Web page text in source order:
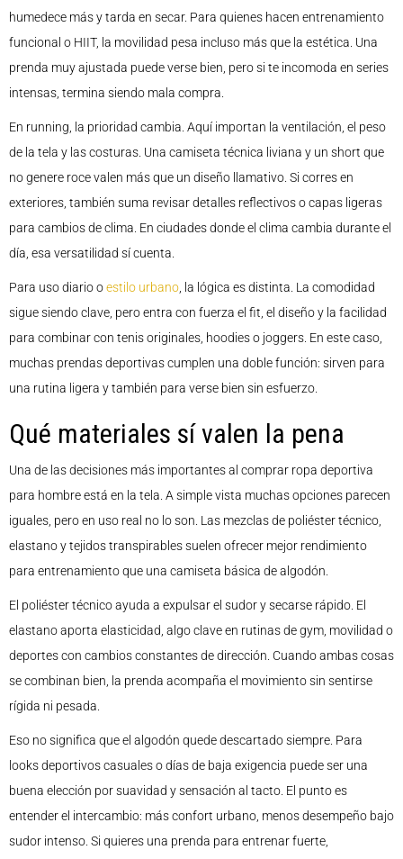
humedece más y tarda en secar. Para quienes hacen entrenamiento
funcional o HIIT, la movilidad pesa incluso más que la estética. Una
prenda muy ajustada puede verse bien, pero si te incomoda en series
intensas, termina siendo mala compra.
En running, la prioridad cambia. Aquí importan la ventilación, el peso
de la tela y las costuras. Una camiseta técnica liviana y un short que
no genere roce valen más que un diseño llamativo. Si corres en
exteriores, también suma revisar detalles reflectivos o capas ligeras
para cambios de clima. En ciudades donde el clima cambia durante el
día, esa versatilidad sí cuenta.
Para uso diario oestilo urbano , la lógica es distinta. La comodidad
sigue siendo clave, pero entra con fuerza el fit, el diseño y la facilidad
para combinar con tenis originales, hoodies o joggers. En este caso,
muchas prendas deportivas cumplen una doble función: sirven para
una rutina ligera y también para verse bien sin esfuerzo.
Qué materiales sí valen la pena
Una de las decisiones más importantes al comprar ropa deportiva
para hombre está en la tela. A simple vista muchas opciones parecen
iguales, pero en uso real no lo son. Las mezclas de poliéster técnico,
elastano y tejidos transpirables suelen ofrecer mejor rendimiento
para entrenamiento que una camiseta básica de algodón.
El poliéster técnico ayuda a expulsar el sudor y secarse rápido. El
elastano aporta elasticidad, algo clave en rutinas de gym, movilidad o
deportes con cambios constantes de dirección. Cuando ambas cosas
se combinan bien, la prenda acompaña el movimiento sin sentirse
rígida ni pesada.
Eso no significa que el algodón quede descartado siempre. Para
looks deportivos casuales o días de baja exigencia puede ser una
buena elección por suavidad y sensación al tacto. El punto es
entender el intercambio: más confort urbano, menos desempeño bajo
sudor intenso. Si quieres una prenda para entrenar fuerte,